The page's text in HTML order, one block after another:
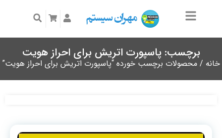
برچسب: پاسپورت اتریش برای احراز هویت
خانه / محصولات برچسب خورده “پاسپورت اتریش برای احراز هویت”